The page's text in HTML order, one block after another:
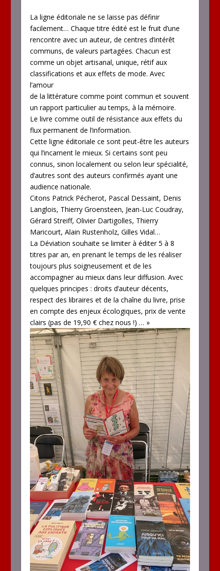
La ligne éditoriale ne se laisse pas définir
facilement… Chaque titre édité est le fruit d’une
rencontre avec un auteur, de centres d’intérêt
communs, de valeurs partagées. Chacun est
comme un objet artisanal, unique, rétif aux
classifications et aux effets de mode. Avec
l’amour
de la littérature comme point commun et souvent
un rapport particulier au temps, à la mémoire.
Le livre comme outil de résistance aux effets du
flux permanent de l’information.
Cette ligne éditoriale ce sont peut-être les auteurs
qui l’incarnent le mieux. Si certains sont peu
connus, sinon localement ou selon leur spécialité,
d’autres sont des auteurs confirmés ayant une
audience nationale.
Citons Patrick Pécherot, Pascal Dessaint, Denis
Langlois, Thierry Groensteen, Jean-Luc Coudray,
Gérard Streiff, Olivier Dartigolles, Thierry
Maricourt, Alain Rustenholz, Gilles Vidal…
La Déviation souhaite se limiter à éditer 5 à 8
titres par an, en prenant le temps de les réaliser
toujours plus soigneusement et de les
accompagner au mieux dans leur diffusion. Avec
quelques principes : droits d’auteur décents,
respect des libraires et de la chaîne du livre, prise
en compte des enjeux écologiques, prix de vente
clairs (pas de 19,90 € chez nous !) … »